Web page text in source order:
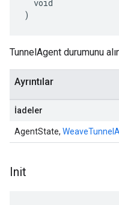
  void
)
TunnelAgent durumunu
Ayrıntılar
İadeler
AgentState,
Init